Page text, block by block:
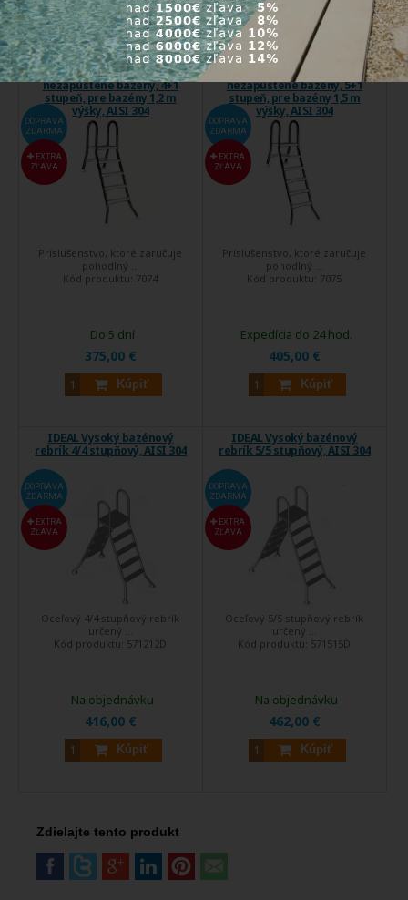
Kúpiť Kúpiť
Nerezový rebrík ESP pre
nezapustené bazény, 4+1
stupeň, pre bazény 1,2 m
výšky, AISI 304
DOPRAVA
ZDARMA
EXTRA
ZĽAVA
Príslušenstvo, ktoré zaručuje
pohodlný ...
Kód produktu: 7074
375,00 €
Kúpiť
Do 5 dní
Nerezový rebrík ESP pre
nezapustené bazény, 5+1
stupeň, pre bazény 1,5 m
výšky, AISI 304
DOPRAVA
ZDARMA
EXTRA
ZĽAVA
Príslušenstvo, ktoré zaručuje
pohodlný ...
Kód produktu: 7075
405,00 €
Kúpiť
Expedícia do 24 hod.
IDEAL Vysoký bazénový
rebrík 4/4 stupňový, AISI 304
DOPRAVA
ZDARMA
EXTRA
ZĽAVA
Oceľový 4/4 stupňový rebrík
určený ...
Kód produktu: 571212D
416,00 €
Kúpiť
Na objednávku
IDEAL Vysoký bazénový
rebrík 5/5 stupňový, AISI 304
DOPRAVA
ZDARMA
EXTRA
ZĽAVA
Oceľový 5/5 stupňový rebrík
určený ...
Kód produktu: 571515D
462,00 €
Kúpiť
Na objednávku
Zdielajte tento produkt